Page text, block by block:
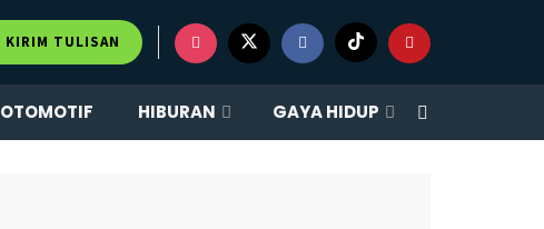
KIRIM TULISAN
OTOMOTIF HIBURAN GAYA HIDUP